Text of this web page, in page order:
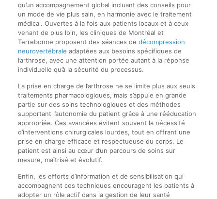
qu’un accompagnement global incluant des conseils pour
un mode de vie plus sain, en harmonie avec le traitement
médical. Ouvertes à la fois aux patients locaux et à ceux
venant de plus loin, les cliniques de Montréal et
Terrebonne proposent des séances de décompression
neurovertébrale adaptées aux besoins spécifiques de
l’arthrose, avec une attention portée autant à la réponse
individuelle qu’à la sécurité du processus.
La prise en charge de l’arthrose ne se limite plus aux seuls
traitements pharmacologiques, mais s’appuie en grande
partie sur des soins technologiques et des méthodes
supportant l’autonomie du patient grâce à une rééducation
appropriée. Ces avancées évitent souvent la nécessité
d’interventions chirurgicales lourdes, tout en offrant une
prise en charge efficace et respectueuse du corps. Le
patient est ainsi au cœur d’un parcours de soins sur
mesure, maîtrisé et évolutif.
Enfin, les efforts d’information et de sensibilisation qui
accompagnent ces techniques encouragent les patients à
adopter un rôle actif dans la gestion de leur santé